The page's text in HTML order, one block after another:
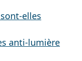
elles
anti-lumière